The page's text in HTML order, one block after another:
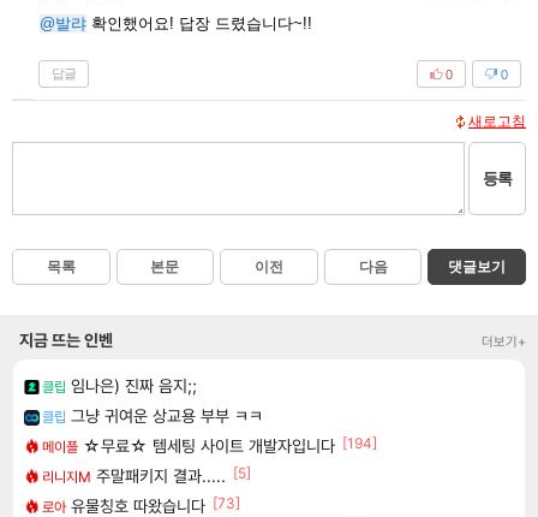
@발랴 확인했어요! 답장 드렸습니다~!!
답글 0
0
새로고침
등록
목록 본문 이전 다음 댓글보기
지금 뜨는 인벤 더보기+
클립 임나은) 진짜 음지;;
클립 그냥 귀여운 상교용 부부 ㅋㅋ
메이플 ☆무료☆ 템세팅 사이트 개발자입니다 [194]
리니지M 주말패키지 결과..... [5]
로아 유물칭호 따왔습니다 [73]